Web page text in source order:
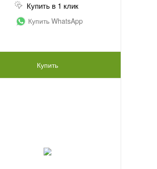
Купить в 1 клик
Купить WhatsApp
Купить